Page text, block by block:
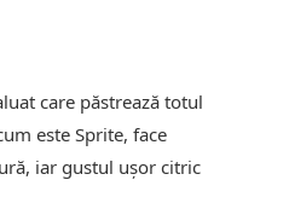
care păstrează totul
este Sprite, face
iar gustul ușor citric